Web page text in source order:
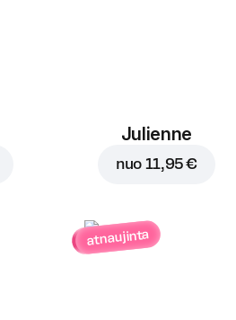
Julienne
nuo 11,95 €
atnaujinta